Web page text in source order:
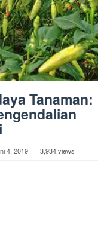
Tanaman:
4, 2019 3,934 views